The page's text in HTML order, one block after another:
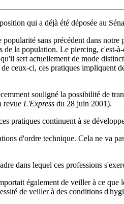
qui a déjà été déposée au
sans précédent dans
de la population. Le piercing,
sert actuellement de mode
ceux-ci, ces pratiques impliquent
souligné la possibilité de
revue L'Express du 28 juin 2001).
pratiques continuent à se
d'ordre technique. Cela ne va
dans lequel ces professions
également de veiller à ce
de veiller à des conditions